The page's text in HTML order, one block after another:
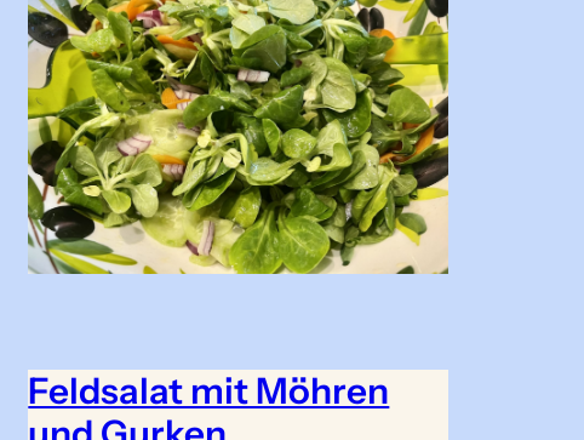
Feldsalat mit Möhren